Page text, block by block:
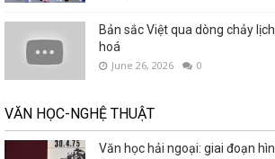
Bản sắc Việt qua dòng chảy
hoá
June 26, 2026 0
VĂN HỌC-NGHỆ THUẬT
Văn học hải ngoại: giai đoạn